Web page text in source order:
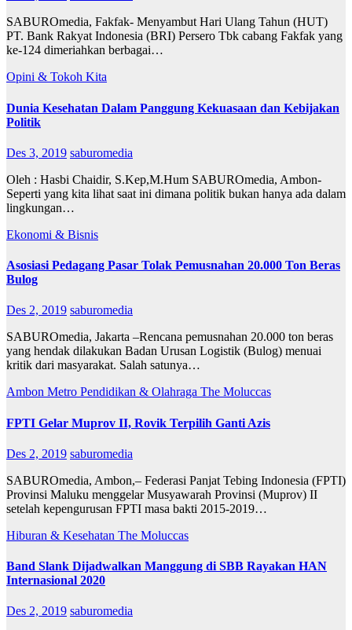
SABUROmedia, Fakfak- Menyambut Hari Ulang Tahun (HUT)
PT. Bank Rakyat Indonesia (BRI) Persero Tbk cabang Fakfak yang
ke-124 dimeriahkan berbagai…
Opini & Tokoh Kita
Dunia Kesehatan Dalam Panggung Kekuasaan dan Kebijakan
Politik
Des 3, 2019 saburomedia
Oleh : Hasbi Chaidir, S.Kep,M.Hum SABUROmedia, Ambon-
Seperti yang kita lihat saat ini dimana politik bukan hanya ada dalam
lingkungan…
Ekonomi & Bisnis
Asosiasi Pedagang Pasar Tolak Pemusnahan 20.000 Ton Beras
Bulog
Des 2, 2019 saburomedia
SABUROmedia, Jakarta –Rencana pemusnahan 20.000 ton beras
yang hendak dilakukan Badan Urusan Logistik (Bulog) menuai
kritik dari masyarakat. Salah satunya…
Ambon Metro Pendidikan & Olahraga The Moluccas
FPTI Gelar Muprov II, Rovik Terpilih Ganti Azis
Des 2, 2019 saburomedia
SABUROmedia, Ambon,– Federasi Panjat Tebing Indonesia (FPTI)
Provinsi Maluku menggelar Musyawarah Provinsi (Muprov) II
setelah kepengurusan FPTI masa bakti 2015-2019…
Hiburan & Kesehatan The Moluccas
Band Slank Dijadwalkan Manggung di SBB Rayakan HAN
Internasional 2020
Des 2, 2019 saburomedia